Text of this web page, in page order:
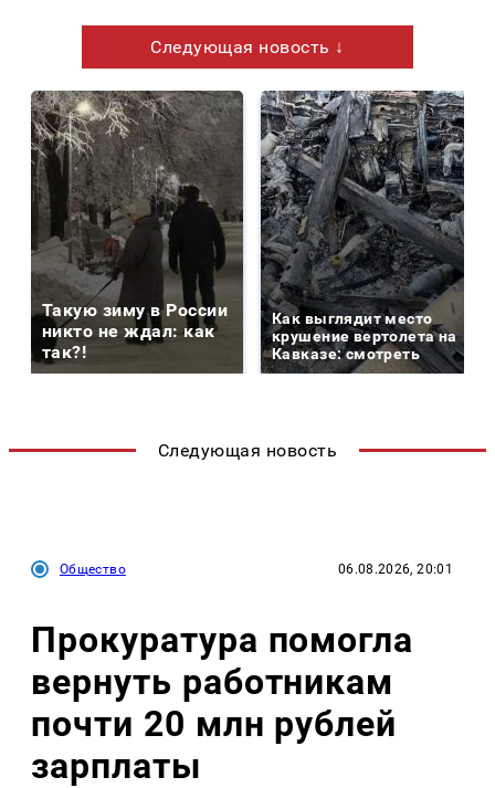
Следующая новость ↓
Такую зиму в России
никто не ждал: как
так?!
Как выглядит место
крушение вертолета на
Кавказе: смотреть
Следующая новость
Общество 06.08.2026, 20:01
Прокуратура помогла
вернуть работникам
почти 20 млн рублей
зарплаты